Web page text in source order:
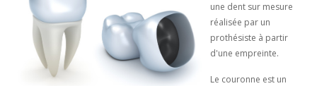
une dent sur mesure
réalisée par un
prothésiste à partir
d'une empreinte.
Le couronne est un